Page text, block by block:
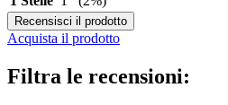
Recensisci il prodotto
Acquista il prodotto
Filtra le recensioni: